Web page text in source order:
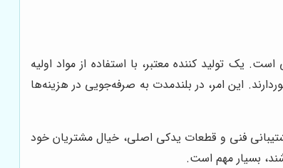
یک تولید کننده معتبر، با استفاده از مواد اولیه
این امر، در بلندمدت به صرفه‌جویی در هزینه‌ها
فنی و قطعات یدکی اصلی، خیال مشتریان خود
بسیار مهم است.